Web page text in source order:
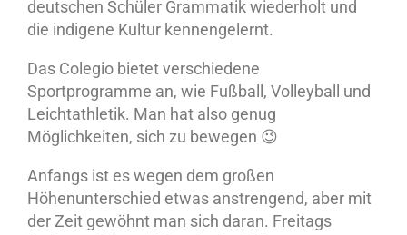
deutschen Schüler Grammatik wiederholt und
die indigene Kultur kennengelernt.
Das Colegio bietet verschiedene
Sportprogramme an, wie Fußball, Volleyball und
Leichtathletik. Man hat also genug
Möglichkeiten, sich zu bewegen 😉
Anfangs ist es wegen dem großen
Höhenunterschied etwas anstrengend, aber mit
der Zeit gewöhnt man sich daran. Freitags